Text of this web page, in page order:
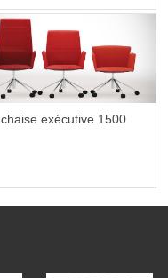
chaise exécutive 1500